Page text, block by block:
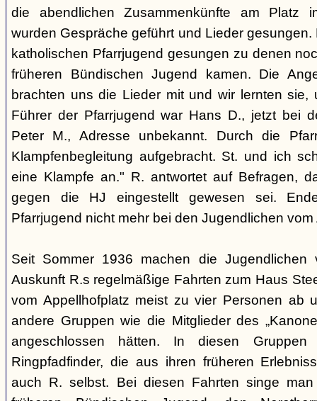
die abendlichen Zusammenkünfte am Platz
wurden Gespräche geführt und Lieder
katholischen Pfarrjugend gesungen zu denen
früheren Bündischen Jugend kamen. Die
brachten uns die Lieder mit und wir lernten sie,
Führer der Pfarrjugend war Hans D., jetzt bei
Peter M., Adresse unbekannt. Durch die
Klampfenbegleitung aufgebracht. St. und ich
eine Klampfe an." R. antwortet auf Befragen,
gegen die HJ eingestellt gewesen sei.
Pfarrjugend nicht mehr bei den Jugendlichen
Seit Sommer 1936 machen die Jugendlichen
Auskunft R.s regelmäßige Fahrten zum Haus
vom Appellhofplatz meist zu vier Personen ab
andere Gruppen wie die Mitglieder des
angeschlossen hätten. In diesen
Ringpfadfinder, die aus ihren früheren
auch R. selbst. Bei diesen Fahrten singe